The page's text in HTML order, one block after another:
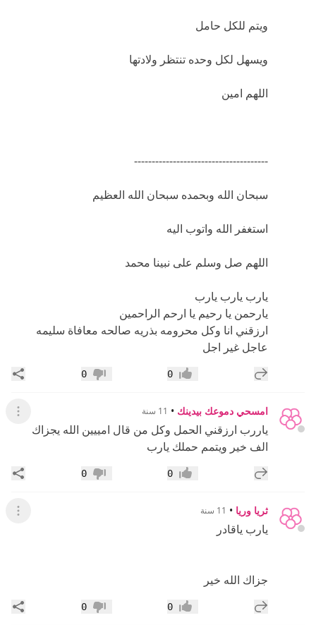
ويتم للكل حامل
ويسهل لكل وحده تنتظر ولادتها
اللهم امين
--------------------------------------
سبحان الله وبحمده سبحان الله العظيم
استغفر الله واتوب اليه
اللهم صل وسلم على نبينا محمد
يارب يارب يارب
يارحمن يا رحيم يا ارحم الراحمين
ارزقني انا وكل محرومه بذريه صالحه معافاة سليمه
عاجل غير اجل
إضافة رد جديد إعجاب0 عدم إعجاب
0
امسحي دموعك بيدينك • 11 سنة عرض
ياررب ارزقني الحمل وكل من قال امييين الله يجزاك
الف خير ويتمم حملك يارب
إضافة رد جديد إعجاب0 عدم إعجاب
0
ثريا وريا • 11 سنة عرض
يارب ياقادر
جزاك الله خير
إضافة رد جديد إعجاب0 عدم إعجاب
0